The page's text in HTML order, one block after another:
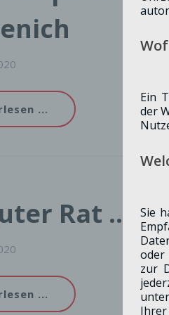
...
Rat …
...
Ein
der
Sie
oder
zur